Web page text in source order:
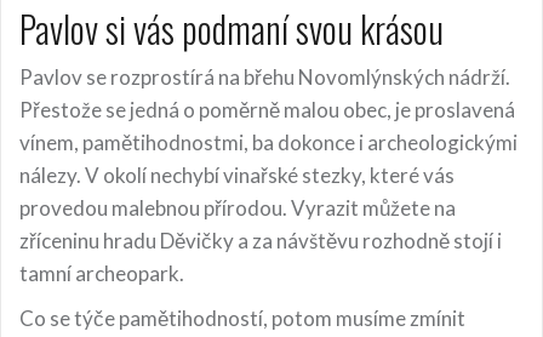
Pavlov si vás podmaní svou krásou
Pavlov se rozprostírá na břehu Novomlýnských nádrží.
Přestože se jedná o poměrně malou obec, je proslavená
vínem, pamětihodnostmi, ba dokonce i archeologickými
nálezy. V okolí nechybí vinařské stezky, které vás
provedou malebnou přírodou. Vyrazit můžete na
zříceninu hradu Děvičky a za návštěvu rozhodně stojí i
tamní archeopark.
Co se týče pamětihodností, potom musíme zmínit